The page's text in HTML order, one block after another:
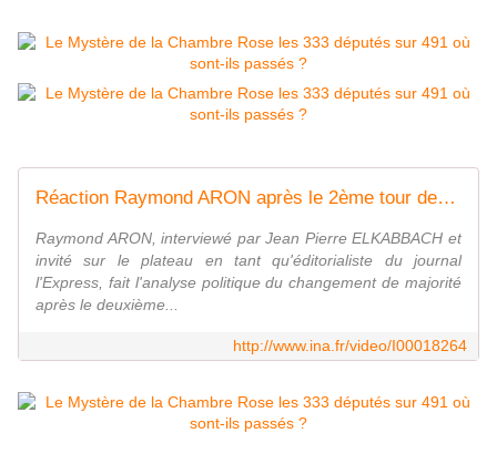
Réaction Raymond ARON après le 2ème tour des élections legislatives
Raymond ARON, interviewé par Jean Pierre ELKABBACH et
invité sur le plateau en tant qu'éditorialiste du journal
l'Express, fait l'analyse politique du changement de majorité
après le deuxième...
http://www.ina.fr/video/I00018264